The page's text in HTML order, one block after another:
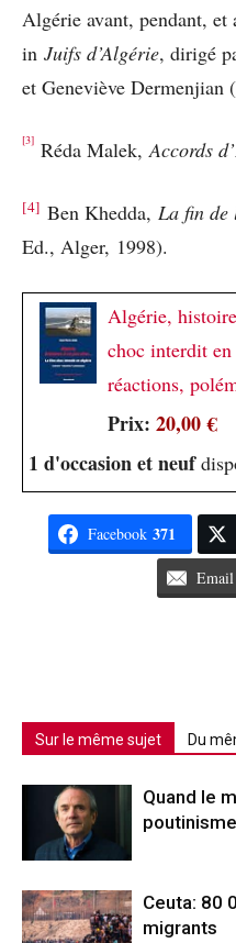
Algérie avant, pendant, et
in Juifs d’Algérie, dirigé
et Geneviève Dermenjian
[3] Réda Malek,Accords
[4] Ben Khedda, La fin de
Ed., Alger, 1998).
Algérie,
choc interdit
réactions,
Prix: 20,00 €
1 d'occasion et neuf
Facebook 371
Email
Sur le même sujet Du
Quand le
poutinisme
Ceuta: 80
migrants